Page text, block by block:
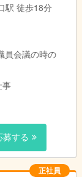
駅 徒歩18分
員会議の時の
事
募する
正社員